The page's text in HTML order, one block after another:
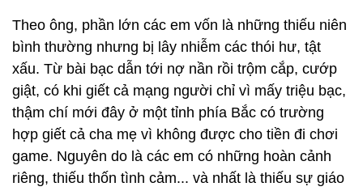
Theo ông, phần lớn các em vốn là những thiếu niên
bình thường nhưng bị lây nhiễm các thói hư, tật
xấu. Từ bài bạc dẫn tới nợ nần rồi trộm cắp, cướp
giật, có khi giết cả mạng người chỉ vì mấy triệu bạc,
thậm chí mới đây ở một tỉnh phía Bắc có trường
hợp giết cả cha mẹ vì không được cho tiền đi chơi
game. Nguyên do là các em có những hoàn cảnh
riêng, thiếu thốn tình cảm... và nhất là thiếu sự giáo